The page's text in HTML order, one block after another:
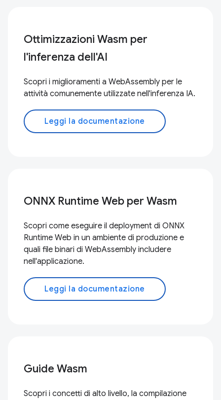
Ottimizzazioni Wasm per
l'inferenza dell'AI
Scopri i miglioramenti a WebAssembly per le
attività comunemente utilizzate nell'inferenza IA.
Leggi la documentazione
ONNX Runtime Web per Wasm
Scopri come eseguire il deployment di ONNX
Runtime Web in un ambiente di produzione e
quali file binari di WebAssembly includere
nell'applicazione.
Leggi la documentazione
Guide Wasm
Scopri i concetti di alto livello, la compilazione